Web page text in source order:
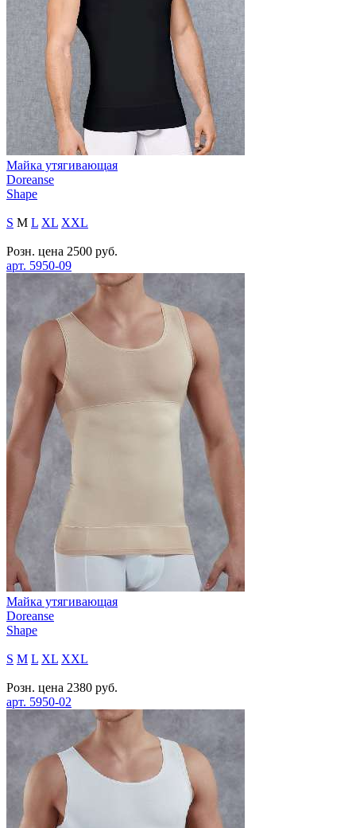
Майка утягивающая
Doreanse
Shape
S M L XL XXL
Розн. цена 2500 руб.
арт. 5950-09
Майка утягивающая
Doreanse
Shape
S M L XL XXL
Розн. цена 2380 руб.
арт. 5950-02